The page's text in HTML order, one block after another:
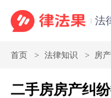
法
首页 法律知识 房
二手房房产纠